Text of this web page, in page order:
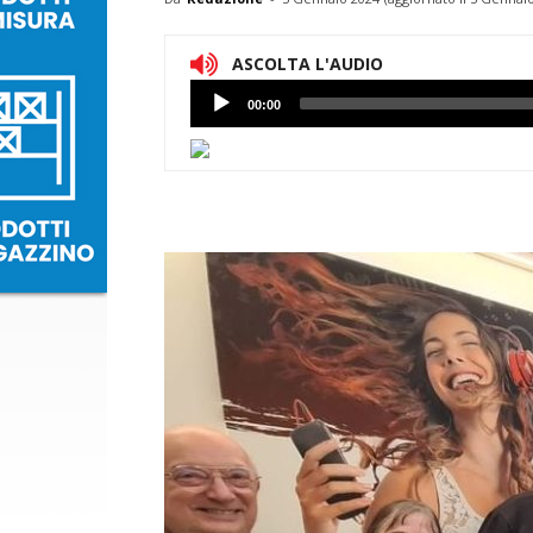
ASCOLTA L'AUDIO
Lettore
Audio
00:00